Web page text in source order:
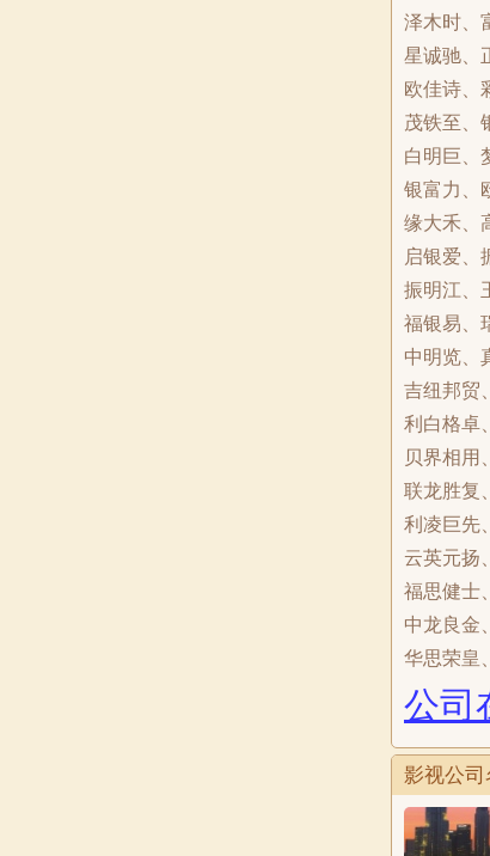
泽木时、
星诚驰、
欧佳诗、
茂铁至、
白明巨、
银富力、
缘大禾、
启银爱、
振明江、
福银易、
中明览、
吉纽邦贸
利白格卓
贝界相用
联龙胜复
利凌巨先
云英元扬
福思健士
中龙良金
华思荣皇
公司
影视公